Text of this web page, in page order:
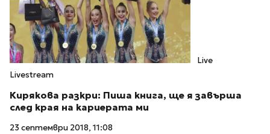
Live
Livestream
Кирякова разкри: Пиша книга, ще я завърша
след края на кариерата ми
23 септември 2018, 11:08